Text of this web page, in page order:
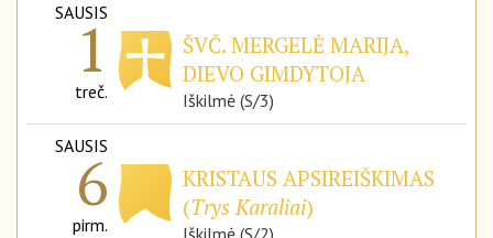
SAUSIS
1
treč.
ŠVČ. MERGELĖ MARIJA,
DIEVO GIMDYTOJA
Iškilmė (S/3)
SAUSIS
6
pirm.
KRISTAUS APSIREIŠKIMAS
(Trys Karaliai)